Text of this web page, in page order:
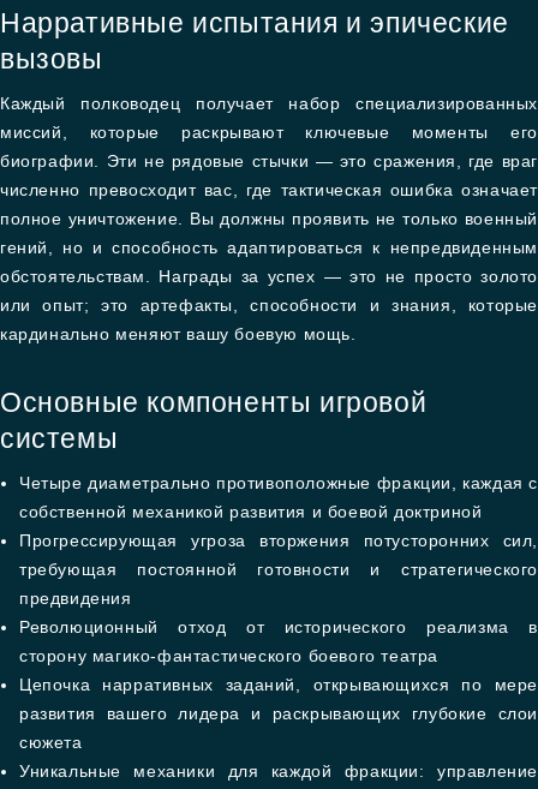
Нарративные испытания и эпические
вызовы
Каждый полководец получает набор специализированных
миссий, которые раскрывают ключевые моменты его
биографии. Эти не рядовые стычки — это сражения, где враг
численно превосходит вас, где тактическая ошибка означает
полное уничтожение. Вы должны проявить не только военный
гений, но и способность адаптироваться к непредвиденным
обстоятельствам. Награды за успех — это не просто золото
или опыт; это артефакты, способности и знания, которые
кардинально меняют вашу боевую мощь.
Основные компоненты игровой
системы
Четыре диаметрально противоположные фракции, каждая с
собственной механикой развития и боевой доктриной
Прогрессирующая угроза вторжения потусторонних сил,
требующая постоянной готовности и стратегического
предвидения
Революционный отход от исторического реализма в
сторону магико-фантастического боевого театра
Цепочка нарративных заданий, открывающихся по мере
развития вашего лидера и раскрывающих глубокие слои
сюжета
Уникальные механики для каждой фракции: управление